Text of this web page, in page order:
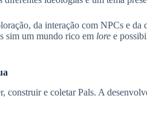
da interação com NPCs e
sim um mundo rico em lore e
construir e coletar Pals. A